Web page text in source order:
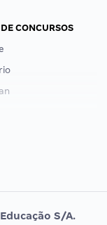
CONCURSOS
S/A.